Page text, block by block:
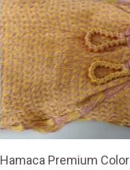
Hamaca Premium Color